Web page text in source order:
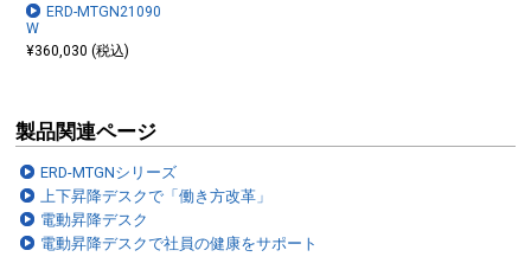
ERD-MTGN21090
W
¥360,030 (税込)
製品関連ページ
ERD-MTGNシリーズ
上下昇降デスクで「働き方改革」
電動昇降デスク
電動昇降デスクで社員の健康をサポート